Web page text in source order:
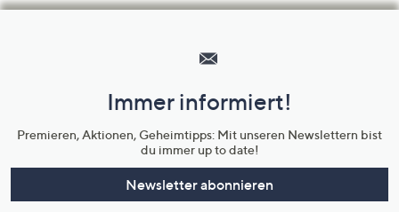
Unternehmensinformationen
Immer informiert!
Premieren, Aktionen, Geheimtipps: Mit unseren Newslettern bist
du immer up to date!
Newsletter abonnieren